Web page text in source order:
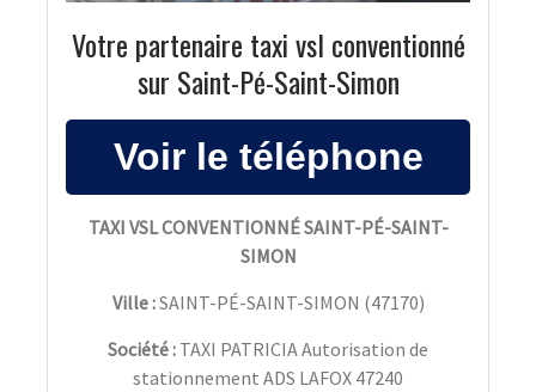
Votre partenaire taxi vsl conventionné
sur Saint-Pé-Saint-Simon
TAXI VSL CONVENTIONNÉ SAINT-PÉ-SAINT-
SIMON
Ville :SAINT-PÉ-SAINT-SIMON (47170)
Société : TAXI PATRICIA Autorisation de
stationnement ADS LAFOX 47240